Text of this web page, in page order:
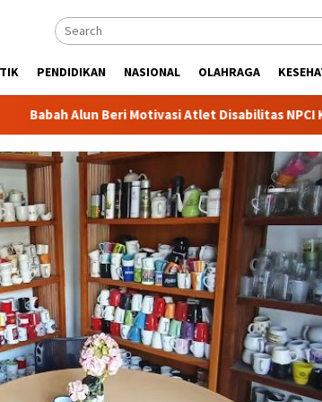
PENDIDIKAN NASIONAL OLAHRAGA
Alun Beri Motivasi Atlet Disabilitas NPCI